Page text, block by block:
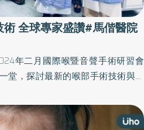
全球專家盛讚#馬偕醫院
年二月國際喉暨音聲手術研習會
堂，探討最新的喉部手術技術與治
喉植入技術，為聲帶麻痺患者帶來
，並且能夠恢復正常的生活品質。